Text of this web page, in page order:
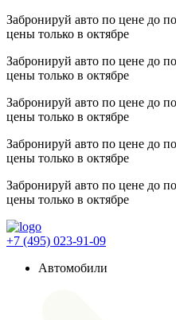
Забронируй авто по цене до
цены только в октябре
Забронируй авто по цене до
цены только в октябре
Забронируй авто по цене до
цены только в октябре
Забронируй авто по цене до
цены только в октябре
Забронируй авто по цене до
цены только в октябре
+7 (495) 023-91-09
Автомобили